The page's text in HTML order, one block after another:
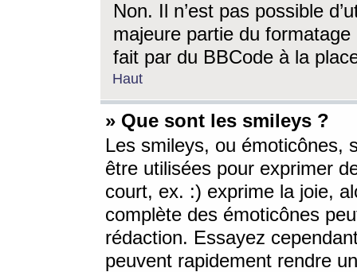
Non. Il n’est pas possible
majeure partie du
fait par du BBCode à la
Haut
» Que sont les smileys ?
Les smileys, ou émoticônes,
être utilisées pour exprimer
court, ex. :) exprime la joie,
complète des émoticônes
rédaction. Essayez
peuvent rapidement rendre